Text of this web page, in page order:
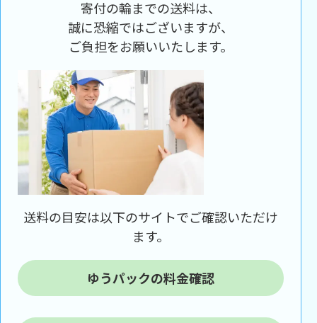
寄付の輪までの送料は、
誠に恐縮ではございますが、
ご負担をお願いいたします。
送料の目安は以下のサイトでご確認いただけ
ます。
ゆうパックの料金確認